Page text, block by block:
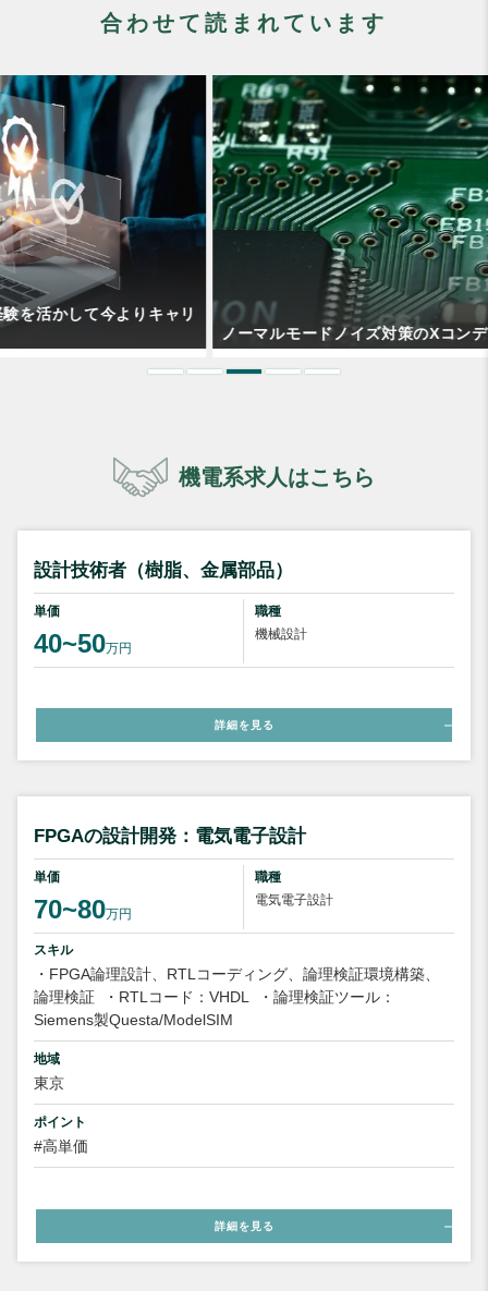
合わせて読まれています
ノーマルモードノイズ対策のXコンデンサとは？
機電系求人はこちら
設計技術者（樹脂、金属部品）
単価
40~50万円
職種
機械設計
詳細を見る
FPGAの設計開発：電気電子設計
単価
70~80万円
職種
電気電子設計
スキル
・FPGA論理設計、RTLコーディング、論理検証環境構築、
論理検証
・RTLコード：VHDL
・論理検証ツール：
Siemens製Questa/ModelSIM
地域
東京
ポイント
#高単価
詳細を見る